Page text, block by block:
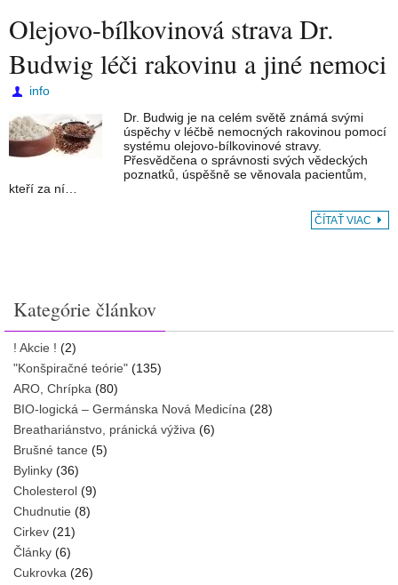
Olejovo-bílkovinová strava Dr.
Budwig léči rakovinu a jiné nemoci
info
Dr. Budwig je na celém světě známá svými
úspěchy v léčbě nemocných rakovinou pomocí
systému olejovo-bílkovinové stravy.
Přesvědčena o správnosti svých vědeckých
poznatků, úspěšně se věnovala pacientům,
kteří za ní…
ČÍTAŤ VIAC
Kategórie článkov
! Akcie ! (2)
"Konšpiračné teórie" (135)
ARO, Chrípka (80)
BIO-logická – Germánska Nová Medicína (28)
Breathariánstvo, pránická výživa (6)
Brušné tance (5)
Bylinky (36)
Cholesterol (9)
Chudnutie (8)
Cirkev (21)
Články (6)
Cukrovka (26)